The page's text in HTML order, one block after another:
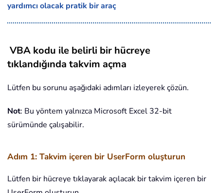
yardımcı olacak pratik bir araç
VBA kodu ile belirli bir hücreye
tıklandığında takvim açma
Lütfen bu sorunu aşağıdaki adımları izleyerek çözün.
Not: Bu yöntem yalnızca Microsoft Excel 32-bit
sürümünde çalışabilir.
Adım 1: Takvim içeren bir UserForm oluşturun
Lütfen bir hücreye tıklayarak açılacak bir takvim içeren bir